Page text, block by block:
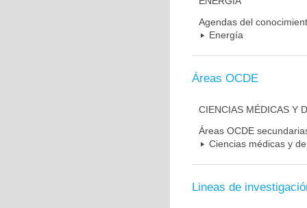
Agendas del
Energía
Áreas OCDE
CIENCIAS MÉDICAS Y
Áreas OCDE
Ciencias médicas y
Lineas de